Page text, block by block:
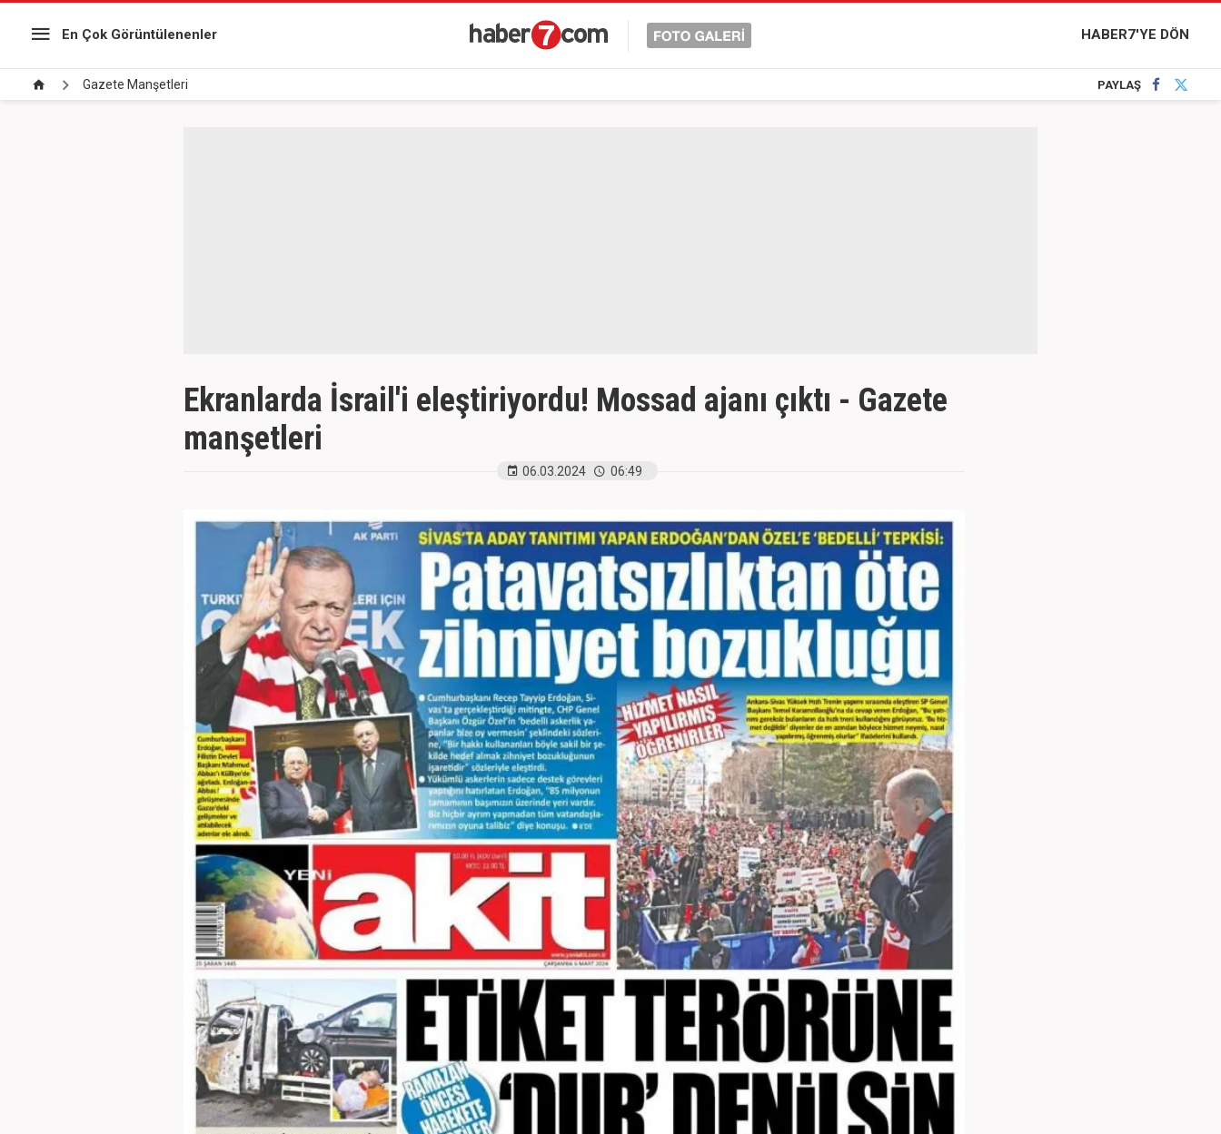
En Çok Görüntülenenler HABER7'YE DÖN
Gazete Manşetleri PAYLAŞ
Ekranlarda İsrail'i eleştiriyordu! Mossad ajanı çıktı - Gazete
manşetleri
06.03.2024 06:49